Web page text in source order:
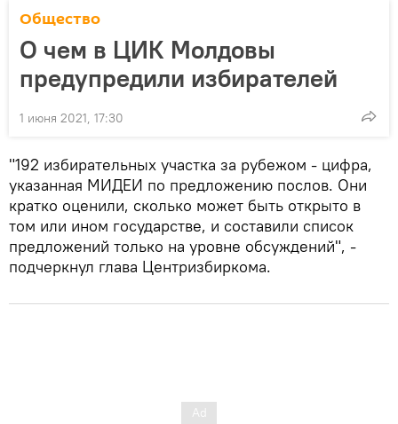
Общество
О чем в ЦИК Молдовы
предупредили избирателей
1 июня 2021, 17:30
"192 избирательных участка за рубежом - цифра,
указанная МИДЕИ по предложению послов. Они
кратко оценили, сколько может быть открыто в
том или ином государстве, и составили список
предложений только на уровне обсуждений", -
подчеркнул глава Центризбиркома.